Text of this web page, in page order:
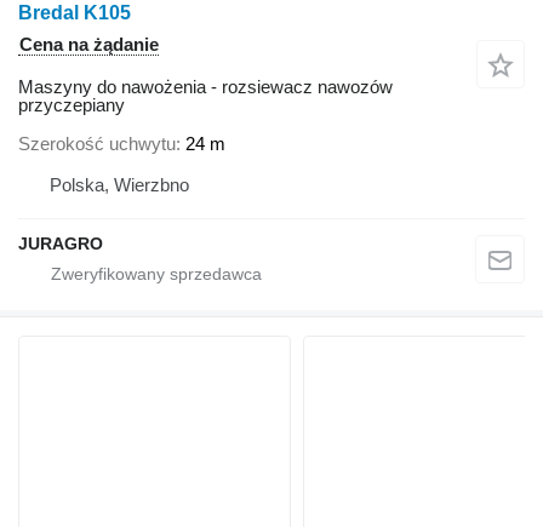
Bredal K105
Cena na żądanie
Maszyny do nawożenia - rozsiewacz nawozów
przyczepiany
Szerokość uchwytu 24 m
Polska, Wierzbno
JURAGRO